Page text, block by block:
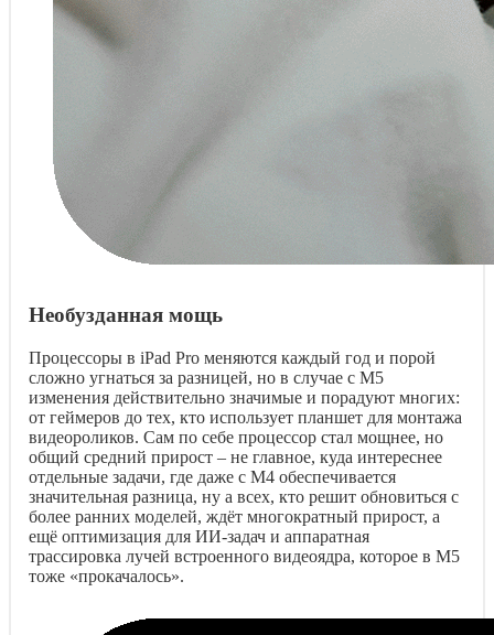
Необузданная мощь
Процессоры в iPad Pro меняются каждый год и порой
сложно угнаться за разницей, но в случае с M5
изменения действительно значимые и порадуют многих:
от геймеров до тех, кто использует планшет для монтажа
видеороликов. Сам по себе процессор стал мощнее, но
общий средний прирост – не главное, куда интереснее
отдельные задачи, где даже с M4 обеспечивается
значительная разница, ну а всех, кто решит обновиться с
более ранних моделей, ждёт многократный прирост, а
ещё оптимизация для ИИ-задач и аппаратная
трассировка лучей встроенного видеоядра, которое в M5
тоже «прокачалось».